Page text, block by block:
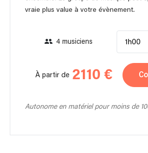
vraie plus value à votre évènement.
4 musiciens 1h00
À partir de 2110 €
Autonome en matériel pour moins de